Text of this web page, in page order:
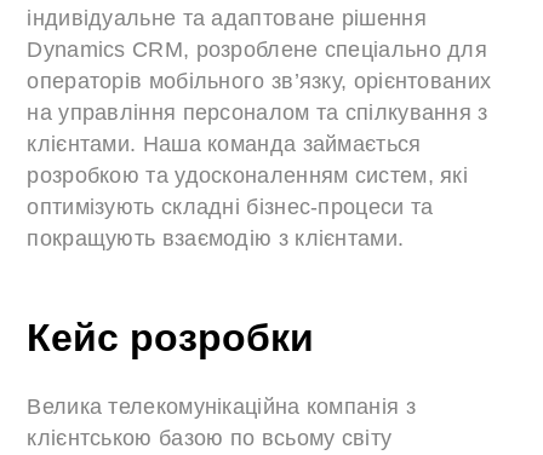
індивідуальне та адаптоване рішення
Dynamics CRM, розроблене спеціально для
операторів мобільного зв’язку, орієнтованих
на управління персоналом та спілкування з
клієнтами. Наша команда займається
розробкою та удосконаленням систем, які
оптимізують складні бізнес-процеси та
покращують взаємодію з клієнтами.
Кейс розробки
Велика телекомунікаційна компанія з
клієнтською базою по всьому світу